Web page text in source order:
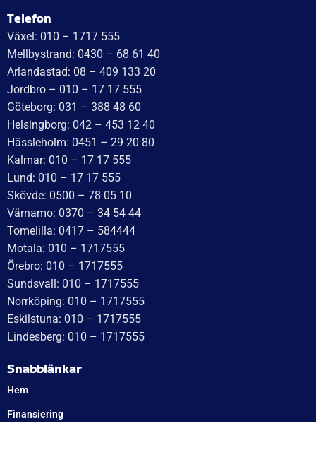
Telefon
Växel: 010 – 1717 555
Mellbystrand: 0430 – 68 61 40
Arlandastad: 08 – 409 133 20
Jordbro – 010 – 17 17 555
Göteborg: 031 – 388 48 60
Helsingborg: 042 – 453 12 40
Hässleholm: 0451 – 29 20 80
Kalmar: 010 – 17 17 555
Lund: 010 – 17 17 555
Skövde: 0500 – 78 05 10
Värnamo: 0370 – 34 54 44
Tomelilla: 0417 – 584444
Motala: 010 – 1717555
Örebro: 010 – 1717555
Sundsvall: 010 – 1717555
Norrköping: 010 – 1717555
Eskilstuna: 010 – 1717555
Lindesberg: 010 – 1717555
Snabblänkar
Hem
Finansiering